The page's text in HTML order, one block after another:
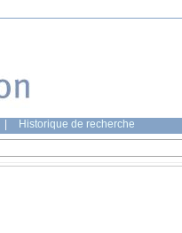
Historique de recherche